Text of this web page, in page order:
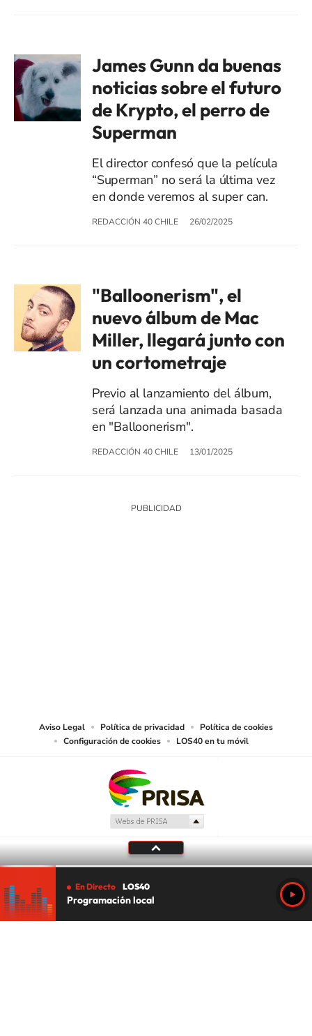
James Gunn da buenas
noticias sobre el futuro
de Krypto, el perro de
Superman
El director confesó que la película
“Superman” no será la última vez
en donde veremos al super can.
REDACCIÓN 40 CHILE 26/02/2025
"Balloonerism", el
nuevo álbum de Mac
Miller, llegará junto con
un cortometraje
Previo al lanzamiento del álbum,
será lanzada una animada basada
en "Balloonerism".
REDACCIÓN 40 CHILE 13/01/2025
Aviso Legal Política de privacidad
Política de cookies
Configuración de cookies
LOS40 en tu móvil
En Directo LOS40
Programación local